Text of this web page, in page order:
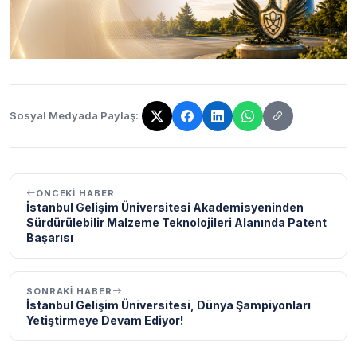
Sosyal Medyada Paylaş:
Bağlantı kopyalandı!
ÖNCEKI HABER
İstanbul Gelişim Üniversitesi Akademisyeninden
Sürdürülebilir Malzeme Teknolojileri Alanında Patent
Başarısı
SONRAKI HABER
İstanbul Gelişim Üniversitesi, Dünya Şampiyonları
Yetiştirmeye Devam Ediyor!